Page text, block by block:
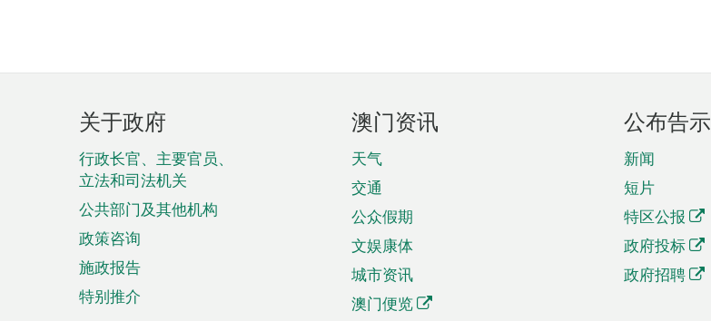
页
脚
菜
单
关于政府
行政长官、主要官员、
立法和司法机关
公共部门及其他机构
政策咨询
施政报告
特别推介
澳门资讯
天气
交通
公众假期
文娱康体
城市资讯
澳门便览
公布告示
新闻
短片
特区公报
政府投标
政府招聘